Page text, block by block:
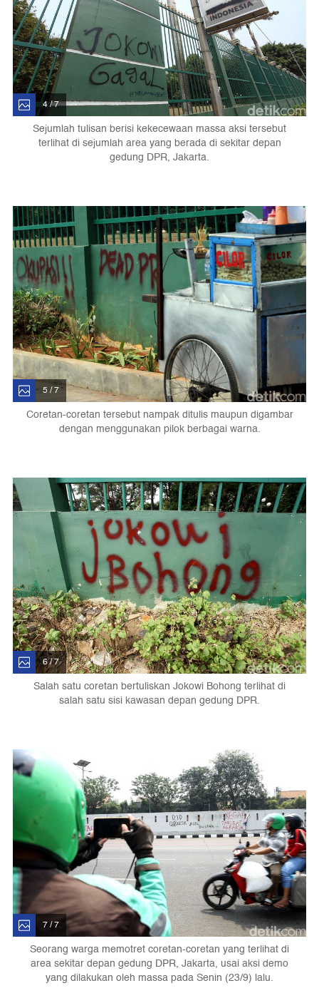
4 / 7
Sejumlah tulisan berisi kekecewaan massa aksi tersebut
terlihat di sejumlah area yang berada di sekitar depan
gedung DPR, Jakarta.
5 / 7
Coretan-coretan tersebut nampak ditulis maupun digambar
dengan menggunakan pilok berbagai warna.
6 / 7
Salah satu coretan bertuliskan Jokowi Bohong terlihat di
salah satu sisi kawasan depan gedung DPR.
7 / 7
Seorang warga memotret coretan-coretan yang terlihat di
area sekitar depan gedung DPR, Jakarta, usai aksi demo
yang dilakukan oleh massa pada Senin (23/9) lalu.